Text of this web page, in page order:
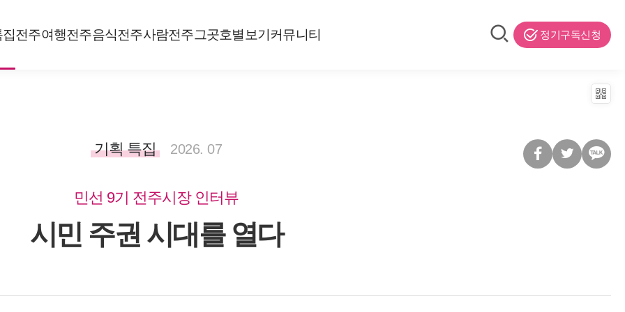
전주여행전주음식전주사람전주그곳호별보기 커뮤니티 정기구독신청
기획 특집 2026. 07
민선 9기 전주시장 인터뷰
시민 주권 시대를 열다